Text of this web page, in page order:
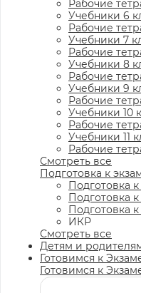
Рабочие
Учебники 6
Рабочие
Учебники 7
Рабочие
Учебники 8
Рабочие
Учебники 9
Рабочие
Учебники 10
Рабочие
Учебники 11
Рабочие
Смотреть все
Подготовка к
Подготовка
Подготовка
Подготовка
ИКР
Смотреть все
Детям и
Готовимся к
Готовимся к